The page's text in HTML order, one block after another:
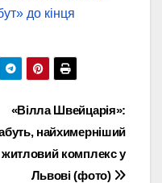
до кінця
«Вілла Швейцарія»:
найхимерніший
житловий комплекс у
Львові (фото)